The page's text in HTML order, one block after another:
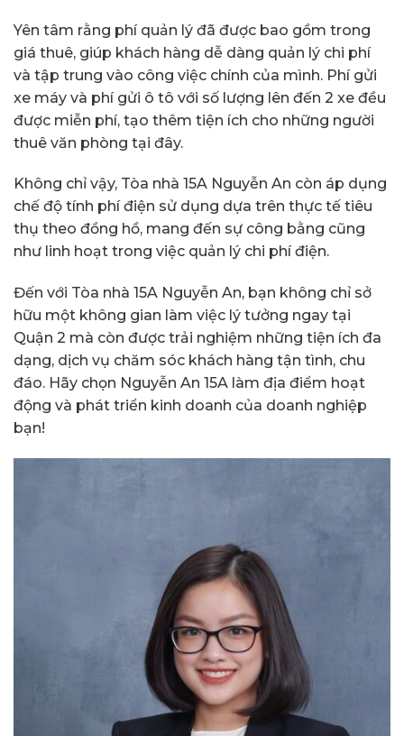
Yên tâm rằng phí quản lý đã được bao gồm trong
giá thuê, giúp khách hàng dễ dàng quản lý chi phí
và tập trung vào công việc chính của mình. Phí gửi
xe máy và phí gửi ô tô với số lượng lên đến 2 xe đều
được miễn phí, tạo thêm tiện ích cho những người
thuê văn phòng tại đây.
Không chỉ vậy, Tòa nhà 15A Nguyễn An còn áp dụng
chế độ tính phí điện sử dụng dựa trên thực tế tiêu
thụ theo đồng hồ, mang đến sự công bằng cũng
như linh hoạt trong việc quản lý chi phí điện.
Đến với Tòa nhà 15A Nguyễn An, bạn không chỉ sở
hữu một không gian làm việc lý tưởng ngay tại
Quận 2 mà còn được trải nghiệm những tiện ích đa
dạng, dịch vụ chăm sóc khách hàng tận tình, chu
đáo. Hãy chọn Nguyễn An 15A làm địa điểm hoạt
động và phát triển kinh doanh của doanh nghiệp
bạn!